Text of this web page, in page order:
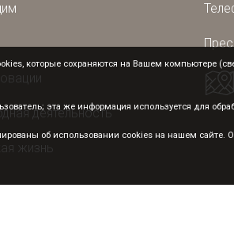
деятельность
жизнь
которые сохраняются на Вашем компьютере
эта же информация используется для
об использовании cookies на нашем сайте.